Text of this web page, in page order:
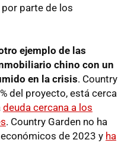
parte de los
ejemplo de las
chino con un
en la crisis. Country
del proyecto, está cerca
deuda cercana a los
. Country Garden no ha
de 2023 y ha